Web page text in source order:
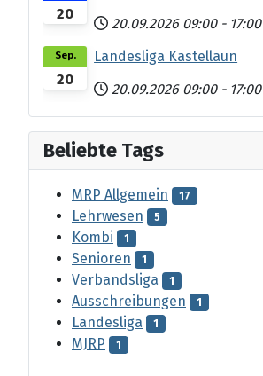
20
20.09.2026 09:00 - 17:00
20
Sep.
Landesliga Kastellaun
20.09.2026 09:00 - 17:00
Beliebte Tags
MRP Allgemein 17
Lehrwesen 5
Kombi 1
Senioren 1
Verbandsliga 1
Ausschreibungen 1
Landesliga 1
MJRP 1